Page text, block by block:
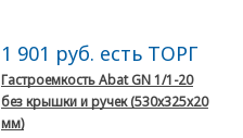
1 901 руб. есть ТОРГ
Гастроемкость Abat GN 1/1-20
без крышки и ручек (530x325x20
мм)